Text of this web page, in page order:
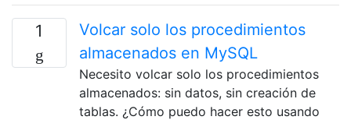
1
Volcar solo los procedimientos
almacenados en MySQL
Necesito volcar solo los procedimientos
almacenados: sin datos, sin creación de
tablas. ¿Cómo puedo hacer esto usando